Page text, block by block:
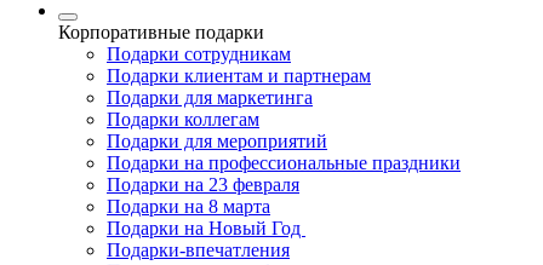
Корпоративные подарки
Подарки сотрудникам
Подарки клиентам и партнерам
Подарки для маркетинга
Подарки коллегам
Подарки для мероприятий
Подарки на профессиональные праздники
Подарки на 23 февраля
Подарки на 8 марта
Подарки на Новый Год
Подарки-впечатления